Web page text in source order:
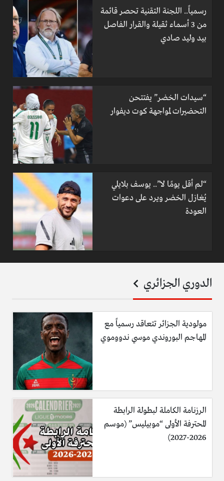
رسمياً.. اللجنة التقنية تحصر قائمة
من 3 أسماء ثقيلة والقرار الفاصل
بيد وليد صادي
“سيدات الخضر” يفتتحن
التحضيرات لمواجهة كوت ديفوار
“لم أقل يومًا لا”.. يوسف بلايلي
يُغازل الخضر ويرد على دعوات
العودة
الدوري الجزائري
مولودية الجزائر تتعاقد رسمياً مع
المهاجم البوروندي موسي ندووموي
الرزنامة الكاملة لبطولة الرابطة
المحترفة الأولى “موبيليس” (موسم
2026-2027)